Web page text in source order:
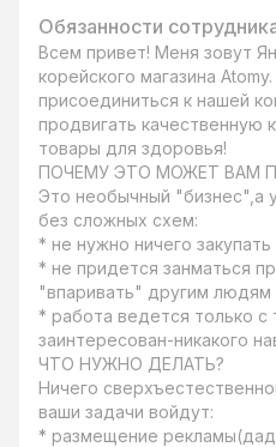
Обязанности
Всем привет! Меня зовут
корейского магазина
присоединиться к нашей
продвигать качественную
товары для здоровья!
ПОЧЕМУ ЭТО МОЖЕТ ВАМ
Это необычный "бизнес",а
без сложных схем:
* не нужно ничего закупать
* не придется занматься
"впаривать" другим людям
* работа ведется только с
заинтересован-никакого
ЧТО НУЖНО ДЕЛАТЬ?
Ничего
ваши задачи войдут:
* размещение